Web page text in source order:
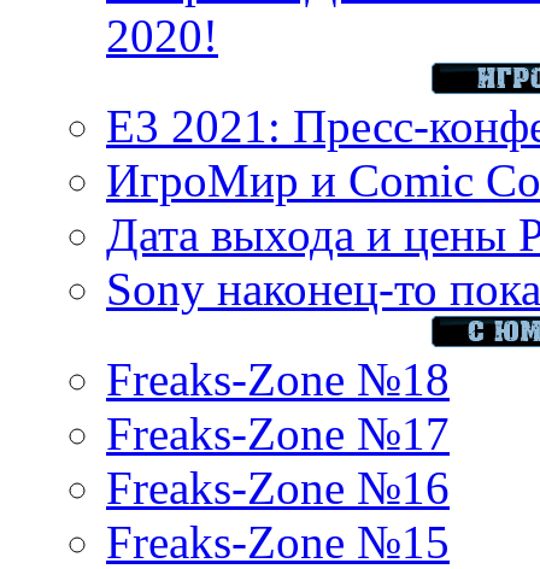
2020!
E3 2021: Пресс-
ИгроМир и Comic
Дата выхода и цены
Sony наконец-то
Freaks-Zone №18
Freaks-Zone №17
Freaks-Zone №16
Freaks-Zone №15